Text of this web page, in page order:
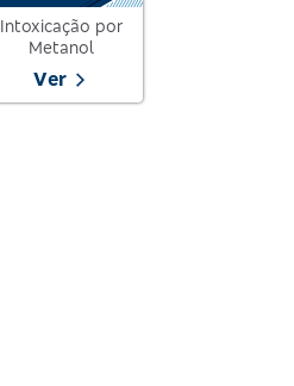
Intoxicação por
Metanol
Ver